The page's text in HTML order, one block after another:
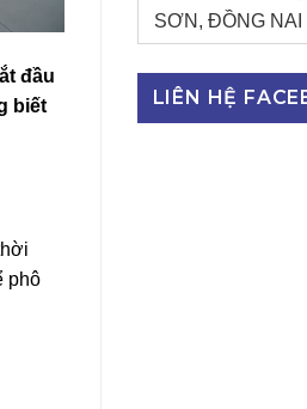
đầu
biết
phô
SƠN, ĐỒNG NAI
LIÊN HỆ